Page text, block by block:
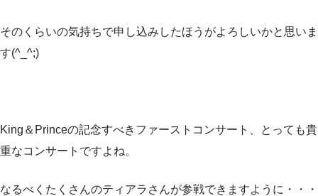
そのくらいの気持ちで申し込みしたほうがよろしいかと思いま
す(^_^;)
King＆Princeの記念すべきファーストコンサート、とっても貴
重なコンサートですよね。
なるべくたくさんのティアラさんが参戦できますように・・・